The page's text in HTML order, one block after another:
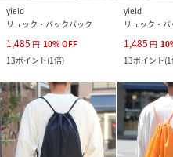
yield
リュック・バックパック
1,485 円 10%OFF
13ポイント(1倍)
yield
リュック・
1,485 円 10
13ポイント(